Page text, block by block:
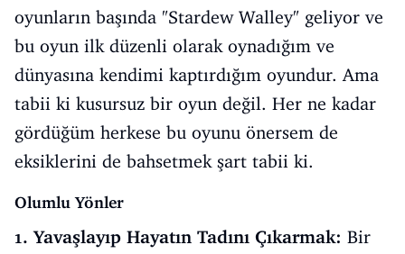
oyunların başında "Stardew Walley" geliyor ve
bu oyun ilk düzenli olarak oynadığım ve
dünyasına kendimi kaptırdığım oyundur. Ama
tabii ki kusursuz bir oyun değil. Her ne kadar
gördüğüm herkese bu oyunu önersem de
eksiklerini de bahsetmek şart tabii ki.
Olumlu Yönler
1. Yavaşlayıp Hayatın Tadını Çıkarmak: Bir